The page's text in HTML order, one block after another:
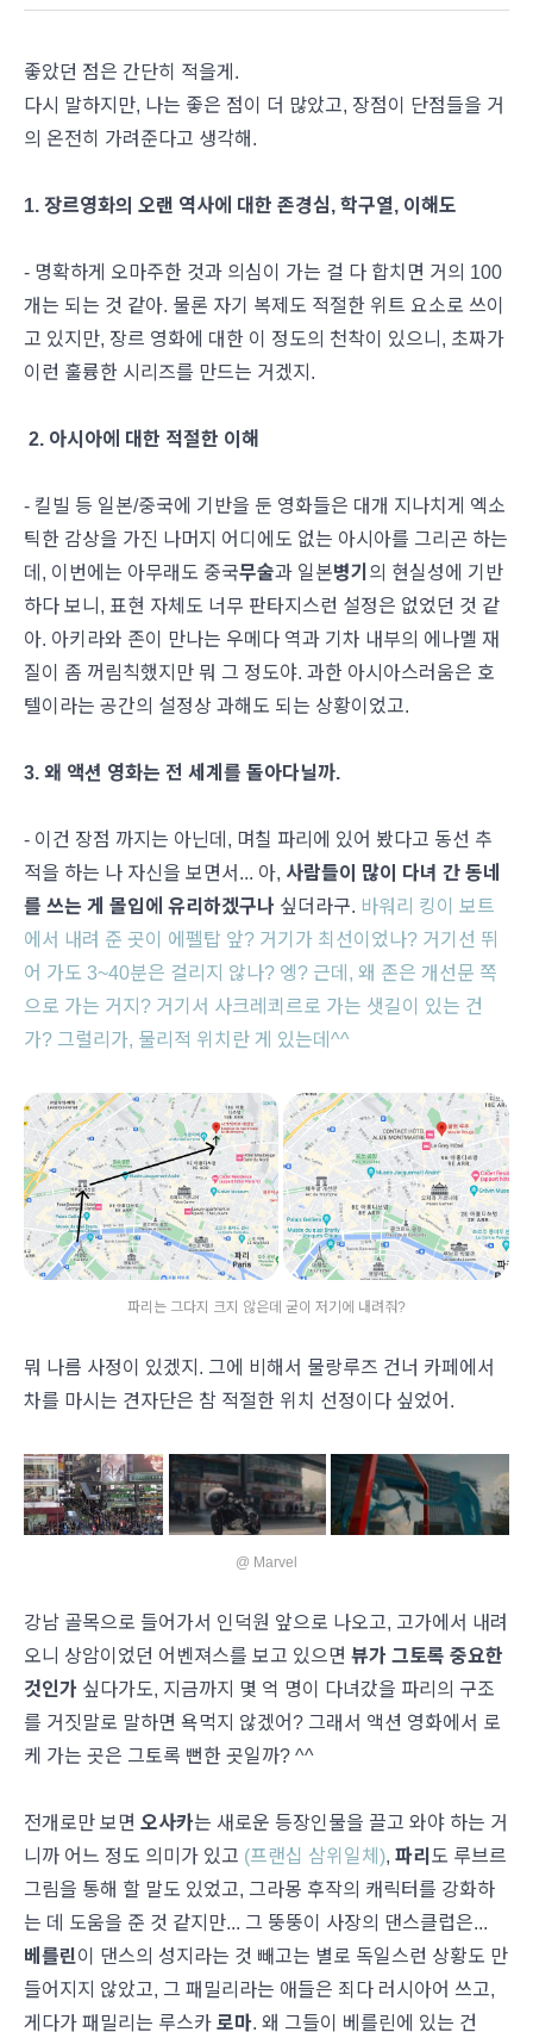
좋았던 점은 간단히 적을게.
다시 말하지만, 나는 좋은 점이 더 많았고, 장점이 단점들을 거
의 온전히 가려준다고 생각해.
1. 장르영화의 오랜 역사에 대한 존경심, 학구열, 이해도
- 명확하게 오마주한 것과 의심이 가는 걸 다 합치면 거의 100
개는 되는 것 같아. 물론 자기 복제도 적절한 위트 요소로 쓰이
고 있지만, 장르 영화에 대한 이 정도의 천착이 있으니, 초짜가
이런 훌륭한 시리즈를 만드는 거겠지.
2. 아시아에 대한 적절한 이해
- 킬빌 등 일본/중국에 기반을 둔 영화들은 대개 지나치게 엑소
틱한 감상을 가진 나머지 어디에도 없는 아시아를 그리곤 하는
데, 이번에는 아무래도 중국무술과 일본병기 의 현실성에 기반
하다 보니, 표현 자체도 너무 판타지스런 설정은 없었던 것 같
아. 아키라와 존이 만나는 우메다 역과 기차 내부의 에나멜 재
질이 좀 꺼림칙했지만 뭐 그 정도야. 과한 아시아스러움은 호
텔이라는 공간의 설정상 과해도 되는 상황이었고.
3. 왜 액션 영화는 전 세계를 돌아다닐까.
- 이건 장점 까지는 아닌데, 며칠 파리에 있어 봤다고 동선 추
적을 하는 나 자신을 보면서... 아, 사람들이 많이 다녀 간 동네
를 쓰는 게 몰입에 유리하겠구나 싶더라구. 바워리 킹이 보트
에서 내려 준 곳이 에펠탑 앞? 거기가 최선이었나? 거기선 뛰
어 가도 3~40분은 걸리지 않나? 엥? 근데, 왜 존은 개선문 쪽
으로 가는 거지? 거기서 사크레쾨르로 가는 샛길이 있는 건
가? 그럴리가, 물리적 위치란 게 있는데^^
파리는 그다지 크지 않은데 굳이 저기에 내려줘?
뭐 나름 사정이 있겠지. 그에 비해서 물랑루즈 건너 카페에서
차를 마시는 견자단은 참 적절한 위치 선정이다 싶었어.
@ Marvel
강남 골목으로 들어가서 인덕원 앞으로 나오고, 고가에서 내려
오니 상암이었던 어벤져스를 보고 있으면 뷰가 그토록 중요한
것인가 싶다가도, 지금까지 몇 억 명이 다녀갔을 파리의 구조
를 거짓말로 말하면 욕먹지 않겠어? 그래서 액션 영화에서 로
케 가는 곳은 그토록 뻔한 곳일까? ^^
전개로만 보면 오사카는 새로운 등장인물을 끌고 와야 하는 거
니까 어느 정도 의미가 있고 (프랜십 삼위일체), 파리 도 루브르
그림을 통해 할 말도 있었고, 그라몽 후작의 캐릭터를 강화하
는 데 도움을 준 것 같지만... 그 뚱뚱이 사장의 댄스클럽은...
베를린이 댄스의 성지라는 것 빼고는 별로 독일스런 상황도 만
들어지지 않았고, 그 패밀리라는 애들은 죄다 러시아어 쓰고,
게다가 패밀리는 루스카 로마. 왜 그들이 베를린에 있는 건